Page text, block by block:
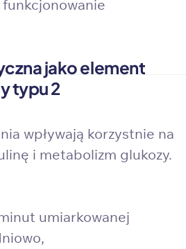
jako element
typu 2
wpływają korzystnie na
i metabolizm glukozy.
umiarkowanej